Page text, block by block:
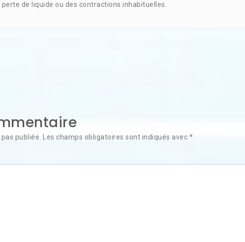
de liquide ou des contractions inhabituelles.
publiée. Les champs obligatoires sont indiqués avec *